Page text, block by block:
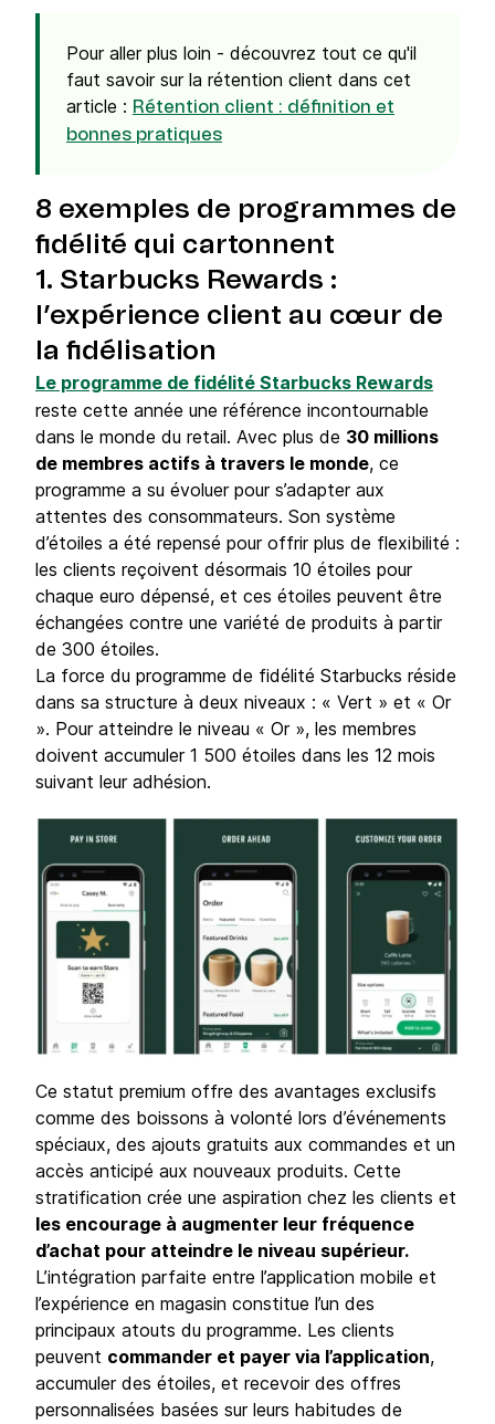
Pour aller plus loin - découvrez tout ce qu'il
faut savoir sur la rétention client dans cet
article : Rétention client : définition et
bonnes pratiques
8 exemples de programmes de
fidélité qui cartonnent
1. Starbucks Rewards :
l’expérience client au cœur de
la fidélisation
Le programme de fidélité Starbucks Rewards
reste cette année une référence incontournable
dans le monde du retail. Avec plus de 30 millions
de membres actifs à travers le monde, ce
programme a su évoluer pour s’adapter aux
attentes des consommateurs. Son système
d’étoiles a été repensé pour offrir plus de flexibilité :
les clients reçoivent désormais 10 étoiles pour
chaque euro dépensé, et ces étoiles peuvent être
échangées contre une variété de produits à partir
de 300 étoiles.
La force du programme de fidélité Starbucks réside
dans sa structure à deux niveaux : « Vert » et « Or
». Pour atteindre le niveau « Or », les membres
doivent accumuler 1 500 étoiles dans les 12 mois
suivant leur adhésion.
Ce statut premium offre des avantages exclusifs
comme des boissons à volonté lors d’événements
spéciaux, des ajouts gratuits aux commandes et un
accès anticipé aux nouveaux produits. Cette
stratification crée une aspiration chez les clients et
les encourage à augmenter leur fréquence
d’achat pour atteindre le niveau supérieur.
L’intégration parfaite entre l’application mobile et
l’expérience en magasin constitue l’un des
principaux atouts du programme. Les clients
peuvent commander et payer via l’application,
accumuler des étoiles, et recevoir des offres
personnalisées basées sur leurs habitudes de